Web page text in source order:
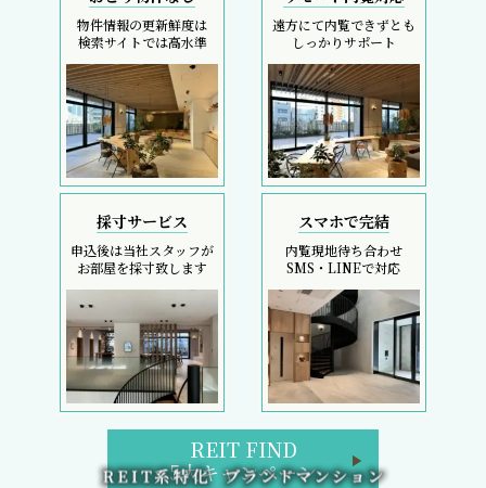
物件情報の更新鮮度は
検索サイトでは高水準
遠方にて内覧できずとも
しっかりサポート
採寸サービス
申込後は当社スタッフが
お部屋を採寸致します
スマホで完結
内覧現地待ち合わせ
SMS・LINEで対応
REIT FIND
5大キャンペーン